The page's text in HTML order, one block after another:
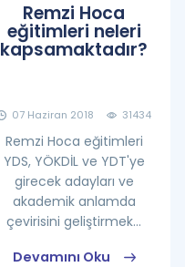
Remzi Hoca
eğitimleri neleri
kapsamaktadır?
07 Haziran 2018 31434
Remzi Hoca eğitimleri
YDS, YÖKDİL ve YDT'ye
girecek adayları ve
akademik anlamda
çevirisini geliştirmek...
Devamını Oku